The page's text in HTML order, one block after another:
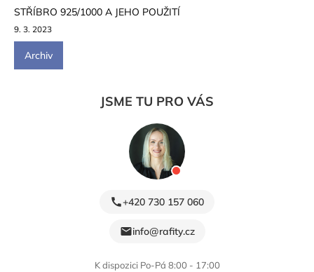
STŘÍBRO 925/1000 A JEHO POUŽITÍ
9. 3. 2023
Archiv
JSME TU PRO VÁS
+420 730 157 060
info@rafity.cz
K dispozici Po-Pá 8:00 - 17:00